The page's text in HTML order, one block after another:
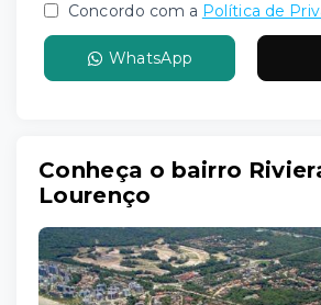
Concordo com a Política de
WhatsApp
Conheça o bairro
Lourenço